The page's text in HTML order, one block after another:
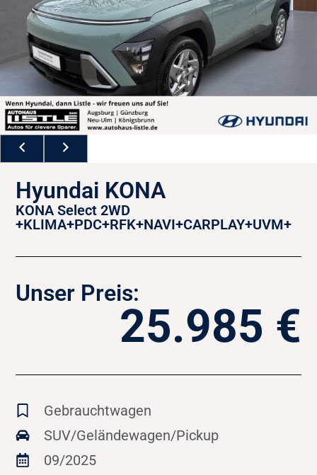
Hyundai KONA
KONA Select 2WD
+KLIMA+PDC+RFK+NAVI+CARPLAY+UVM+
Unser Preis:
25.985 €
Gebrauchtwagen
SUV/Geländewagen/Pickup
09/2025